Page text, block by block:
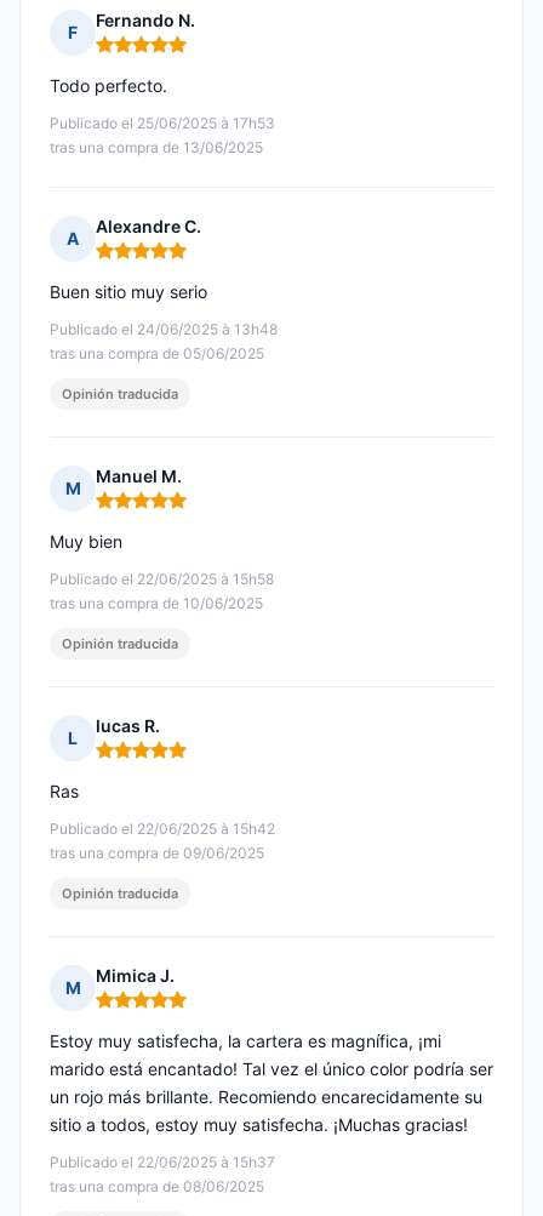
F
Fernando N.
Nota: 5 de 5
Publicado el 25/06/2025 à 17h53
tras una compra de 13/06/2025
Todo perfecto.
A
Alexandre C.
Nota: 5 de 5
Publicado el 24/06/2025 à 13h48
tras una compra de 05/06/2025
Buen sitio muy serio
Opinión traducida
M
Manuel M.
Nota: 5 de 5
Publicado el 22/06/2025 à 15h58
tras una compra de 10/06/2025
Muy bien
Opinión traducida
L
lucas R.
Nota: 5 de 5
Publicado el 22/06/2025 à 15h42
tras una compra de 09/06/2025
Ras
Opinión traducida
M
Mimica J.
Nota: 5 de 5
Publicado el 22/06/2025 à 15h37
tras una compra de 08/06/2025
Estoy muy satisfecha, la cartera es magnífica, ¡mi
marido está encantado! Tal vez el único color podría ser
un rojo más brillante. Recomiendo encarecidamente su
sitio a todos, estoy muy satisfecha. ¡Muchas gracias!